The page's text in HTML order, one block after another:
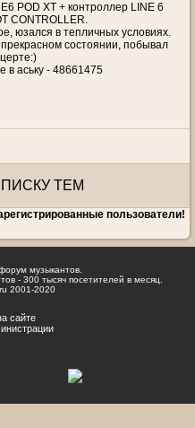
POD XT + контроллер LINE 6
CONTROLLER.
юзался в тепличных условиях.
состоянии, побывал
в аську - 48661475
ТЕМ
пользователи!
музыкантов.
- 300 тысяч посетителей в месяц.
2001-2020
сайте